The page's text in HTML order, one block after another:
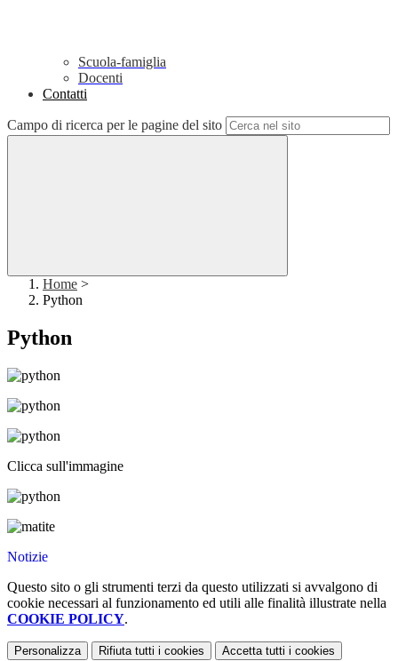
Scuola-famiglia
Docenti
Contatti
Campo di ricerca per le pagine del sito
Home >
Python
Python
Clicca sull'immagine
Notizie
Questo sito o gli strumenti terzi da questo utilizzati si avvalgono di
cookie necessari al funzionamento ed utili alle finalità illustrate nella
COOKIE POLICY.
Personalizza Rifiuta tutti i cookies Accetta tutti i cookies